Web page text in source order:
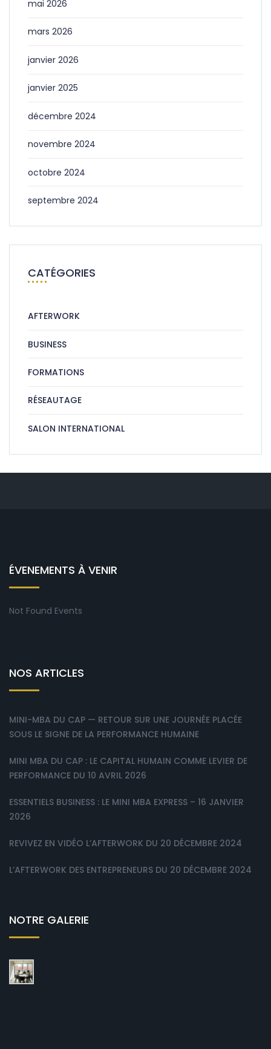
mai 2026
mars 2026
janvier 2026
janvier 2025
décembre 2024
novembre 2024
octobre 2024
septembre 2024
CATÉGORIES
AFTERWORK
BUSINESS
FORMATIONS
RÉSEAUTAGE
SALON INTERNATIONAL
ÉVENEMENTS À VENIR
Not Found Events
NOS ARTICLES
MINI-MBA DU CAP — RETOUR SUR UNE JOURNÉE PLACÉE
SOUS LE SIGNE DE LA PERFORMANCE HUMAINE
MINI MBA DU CAP : LE CAPITAL HUMAIN COMME LEVIER DE
PERFORMANCE DU 10 AVRIL 2026
ESSENTIELS BUSINESS : LE MINI MBA EXPRESS – 16 JANVIER
2026
REVIVEZ EN VIDÉO L’AFTERWORK DU 20 DÉCEMBRE 2024
L’AFTERWORK DES ENTREPRENEURS DU 20 DÉCEMBRE 2024
NOTRE GALERIE